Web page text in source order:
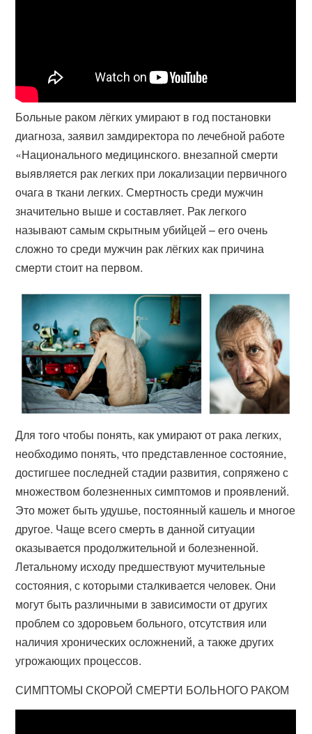
Больные раком лёгких умирают в год постановки
диагноза, заявил замдиректора по лечебной работе
«Национального медицинского. внезапной смерти
выявляется рак легких при локализации первичного
очага в ткани легких. Смертность среди мужчин
значительно выше и составляет. Рак легкого
называют самым скрытным убийцей – его очень
сложно то среди мужчин рак лёгких как причина
смерти стоит на первом.
Для того чтобы понять, как умирают от рака легких,
необходимо понять, что представленное состояние,
достигшее последней стадии развития, сопряжено с
множеством болезненных симптомов и проявлений.
Это может быть удушье, постоянный кашель и многое
другое. Чаще всего смерть в данной ситуации
оказывается продолжительной и болезненной.
Летальному исходу предшествуют мучительные
состояния, с которыми сталкивается человек. Они
могут быть различными в зависимости от других
проблем со здоровьем больного, отсутствия или
наличия хронических осложнений, а также других
угрожающих процессов.
СИМПТОМЫ СКОРОЙ СМЕРТИ БОЛЬНОГО РАКОМ